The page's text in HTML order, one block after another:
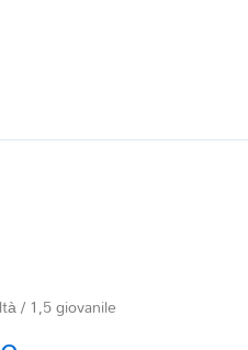
/ 1,5 giovanile